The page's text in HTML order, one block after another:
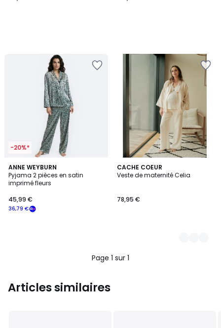
-20%*
ANNE WEYBURN
Pyjama 2 pièces en satin
imprimé fleurs
36,79 €
45,99 €
CACHE COEUR
Veste de maternité Celia
78,95 €
2
Couleurs
Page 1 sur 1
Articles similaires